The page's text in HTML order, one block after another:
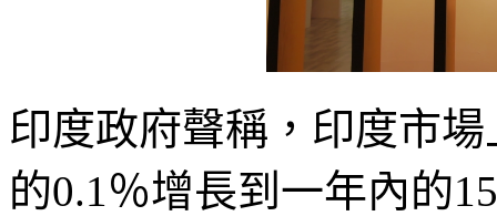
印度政府聲稱，印度市
的0.1％增長到一年內的